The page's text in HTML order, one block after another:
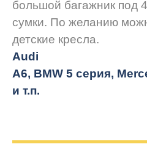
большой багажник под
сумки. По желанию
детские кресла.
Audi
A6, BMW 5 серия,
и т.п.